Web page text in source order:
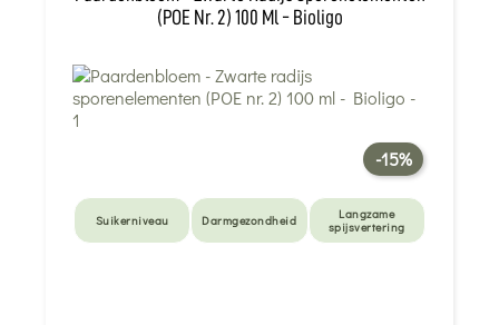
(POE Nr. 2) 100 Ml - Bioligo
-15%
Suikerniveau Darmgezondheid
Langzame
spijsvertering